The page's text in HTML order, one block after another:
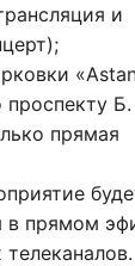
и
Б.
прямая
в прямом
телеканалов.